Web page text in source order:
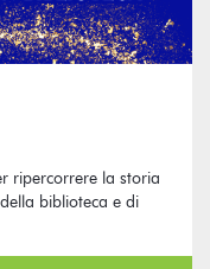
ripercorrere la storia
biblioteca e di